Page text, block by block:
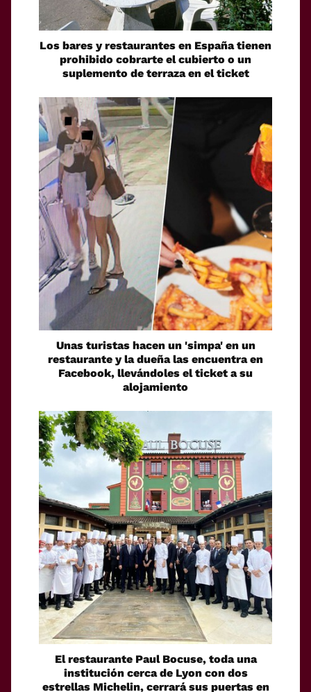
Los bares y restaurantes en España tienen
prohibido cobrarte el cubierto o un
suplemento de terraza en el ticket
Unas turistas hacen un 'simpa' en un
restaurante y la dueña las encuentra en
Facebook, llevándoles el ticket a su
alojamiento
El restaurante Paul Bocuse, toda una
institución cerca de Lyon con dos
estrellas Michelin, cerrará sus puertas en